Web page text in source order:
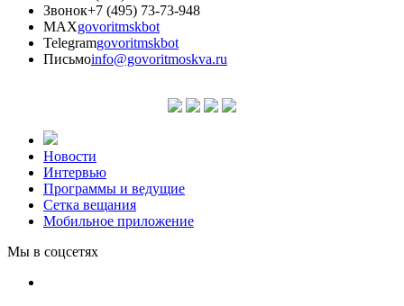
Звонок+7 (495) 73-73-948
MAXgovoritmskbot
Telegramgovoritmskbot
Письмоinfo@govoritmoskva.ru
Новости
Интервью
Программы и ведущие
Сетка вещания
Мобильное приложение
Мы в соцсетях